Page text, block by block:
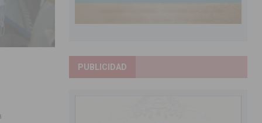
PUBLICIDAD